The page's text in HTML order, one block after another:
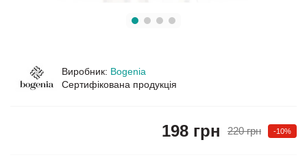
Виробник: Bogenia
Сертифікована продукція
220 грн -10%
198 грн